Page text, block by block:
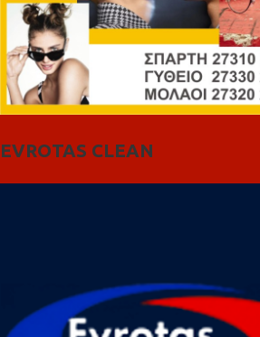
EVROTAS CLEAN